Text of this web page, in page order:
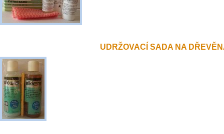
UDRŽOVACÍ SADA NA